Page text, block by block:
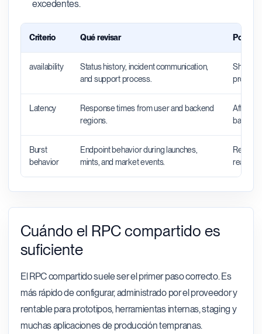
excedentes.
Criterio Qué revisar Por
availability
Status history, incident communication,
and support process.
Shows
Latency
Response times from user and backend
regions.
Affects
Burst
behavior
Endpoint behavior during launches,
mints, and market events.
real
Cuándo el RPC compartido es
suficiente
El RPC compartido suele ser el primer paso correcto. Es
más rápido de configurar, administrado por el proveedor y
rentable para prototipos, herramientas internas, staging y
muchas aplicaciones de producción tempranas.